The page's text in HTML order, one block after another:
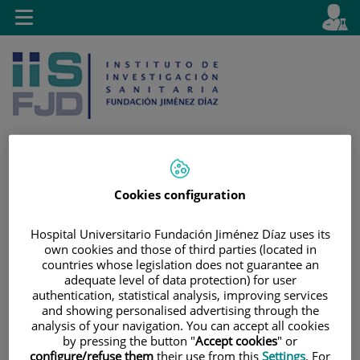
Saltar al contenido
contenido
idioma
activo
es
Toggle
navigation
Cookies configuration
Hospital Universitario Fundación Jiménez Díaz uses its
own cookies and those of third parties (located in
countries whose legislation does not guarantee an
adequate level of data protection) for user
authentication, statistical analysis, improving services
and showing personalised advertising through the
analysis of your navigation. You can accept all cookies
by pressing the button "Accept cookies" or
configure/refuse them their use from this Settings. For